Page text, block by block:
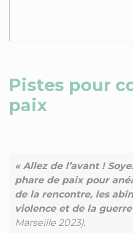
Pistes pour
paix
« Allez de l’avant !
phare de paix pour
de la rencontre, les
violence et de la guerre
Marseille 2023).